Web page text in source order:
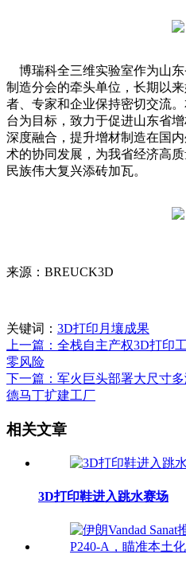
博瑞科全三维实验室作为山
制造分会的牵头单位，长期以
者、专家和企业保持密切交流
台为目标，致力于促进山东省
深度融合，提升增材制造在国
术的协同发展，为我省经济高
民族伟大复兴添砖加瓦。
来源：BREUCK3D
关键词： 3D打印月壤成果
上一篇：全栈自主产权3D打印
零风险
下一篇：军火巨头部署大尺寸
德马丁扩建工厂
相关文章
3D打印鞋进入跳水赛场